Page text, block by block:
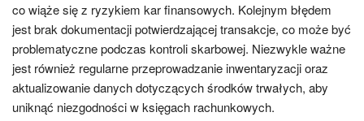
co wiąże się z ryzykiem kar finansowych. Kolejnym błędem
jest brak dokumentacji potwierdzającej transakcje, co może być
problematyczne podczas kontroli skarbowej. Niezwykle ważne
jest również regularne przeprowadzanie inwentaryzacji oraz
aktualizowanie danych dotyczących środków trwałych, aby
uniknąć niezgodności w księgach rachunkowych.